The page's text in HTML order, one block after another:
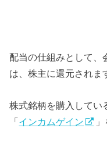
配当の仕組みとして、
は、株主に還元されま
株式銘柄を購入してい
「インカムゲイン